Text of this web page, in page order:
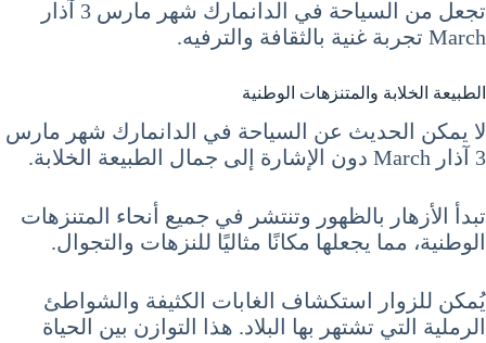
تجعل من السياحة في الدانمارك شهر مارس 3 آذار
March تجربة غنية بالثقافة والترفيه.
الطبيعة الخلابة والمتنزهات الوطنية
لا يمكن الحديث عن السياحة في الدانمارك شهر مارس
3 آذار March دون الإشارة إلى جمال الطبيعة الخلابة.
تبدأ الأزهار بالظهور وتنتشر في جميع أنحاء المتنزهات
الوطنية، مما يجعلها مكانًا مثاليًا للنزهات والتجوال.
يُمكن للزوار استكشاف الغابات الكثيفة والشواطئ
الرملية التي تشتهر بها البلاد. هذا التوازن بين الحياة